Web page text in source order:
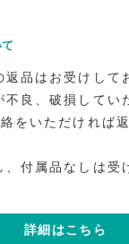
返品はお受けして
不良、破損してい
をいただければ
付属品なしは受
詳細はこちら